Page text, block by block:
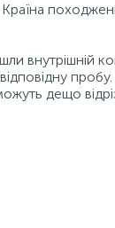
внутрішній
дещо